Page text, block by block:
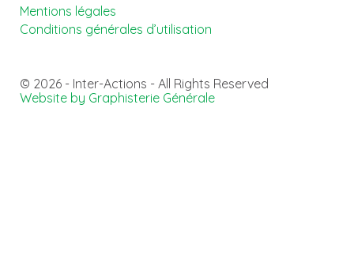
Mentions légales
Conditions générales d’utilisation
© 2026 - Inter-Actions - All Rights Reserved
Website by Graphisterie Générale